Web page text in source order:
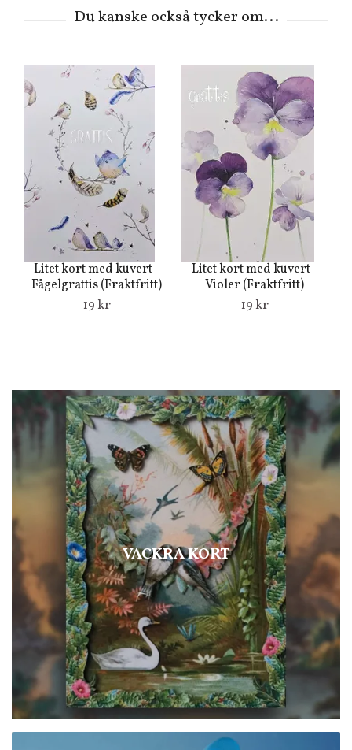
VACKRA KORT
Litet kort med kuvert -
Fågelgrattis (Fraktfritt)
19 kr
Litet kort med kuvert -
Violer (Fraktfritt)
19 kr